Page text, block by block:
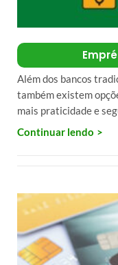
Além dos bancos
também existem
mais praticidade e
Continuar lendo